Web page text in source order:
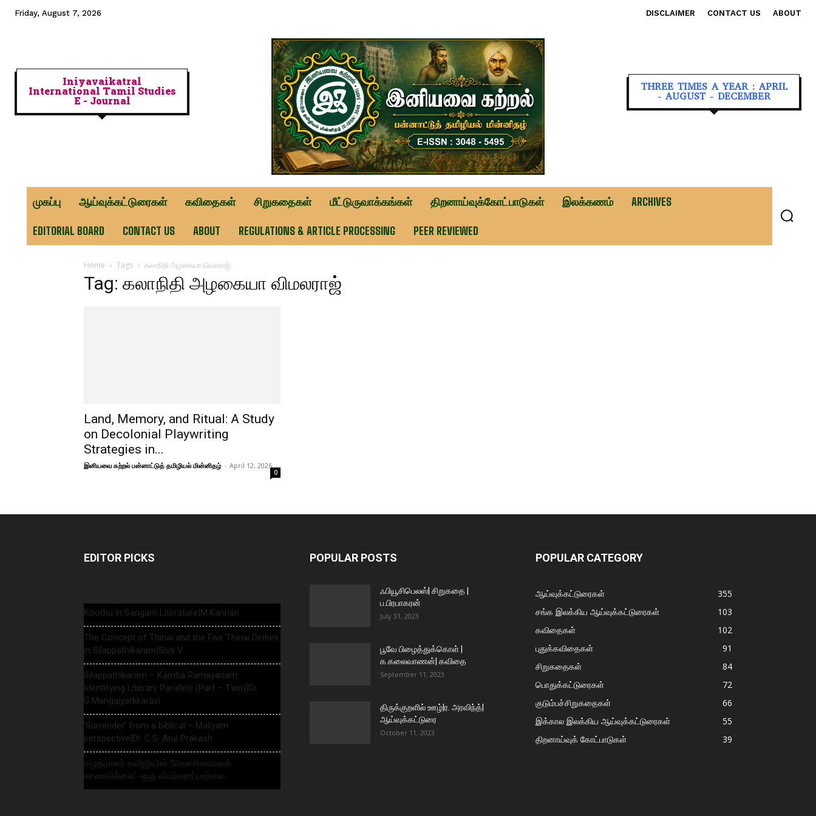
Friday, August 7, 2026 DISCLAIMER CONTACT US ABOUT
Iniyavaikatral
International Tamil Studies
E - Journal
THREE TIMES A YEAR : APRIL
- AUGUST - DECEMBER
முகப்பு ஆய்வுக்கட்டுரைகள் கவிதைகள் சிறுகதைகள் மீட்டுருவாக்கங்கள் திறனாய்வுக்கோட்பாடுகள் இலக்கணம் ARCHIVES
EDITORIAL BOARD CONTACT US ABOUT REGULATIONS & ARTICLE PROCESSING PEER REVIEWED
Home Tags கலாநிதி அழகையா விமலராஜ்
Tag: கலாநிதி அழகையா விமலராஜ்
Land, Memory, and Ritual: A Study
on Decolonial Playwriting
Strategies in...
இனியவை கற்றல் பன்னாட்டுத் தமிழியல் மின்னிதழ் - April 12, 2026
0
EDITOR PICKS
Koothu in Sangam Literature|M.Kannan
The Concept of Thinai and the Five Thinai Deities
in Silappathikaram|Siva V
Silappathikaram – Kamba Ramayanam:
Identifying Literary Parallels (Part – Two)|Dr.
G.Mangaiyarkkarasi
‘Surrender’ from a biblical – Maliyam
perspective|Dr. C.S. Arul Prakash
எழுத்தாளர் கவிஜியின் ‘கௌசிகாவைக்
காணவில்லை’ -ஒரு விமர்சனப்பார்வை
POPULAR POSTS
ஃபியூசிபெலஸ்| சிறுகதை |
ப.பிரபாகரன்
July 31, 2023
பூவே பிழைத்துக்கொள் |
க.கலைவாணன்| கவிதை
September 11, 2023
திருக்குறளில் ஊழ்|ர. அரவிந்த்|
ஆய்வுக்கட்டுரை
October 11, 2023
POPULAR CATEGORY
ஆய்வுக்கட்டுரைகள்
355
சங்க இலக்கிய ஆய்வுக்கட்டுரைகள்
103
கவிதைகள்
102
புதுக்கவிதைகள்
91
சிறுகதைகள்
84
பொதுக்கட்டுரைகள்
72
குடும்பச்சிறுகதைகள்
66
இக்கால இலக்கிய ஆய்வுக்கட்டுரைகள்
55
திறனாய்வுக் கோட்பாடுகள்
39